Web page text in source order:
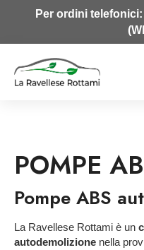
Per ordini telefonici:
POMPE
Pompe ABS
La Ravellese Rottami è un
autodemolizione nella